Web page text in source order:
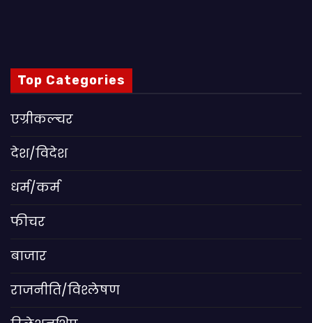
Top Categories
एग्रीकल्चर
देश/विदेश
धर्म/कर्म
फीचर
बाजार
राजनीति/विश्लेषण